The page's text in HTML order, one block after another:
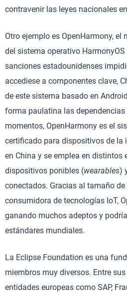
contravenir las leyes nacionales
Otro ejemplo es OpenHarmony, el
del sistema operativo
sanciones estadounidenses
accediese a componentes clave,
de este sistema basado en
forma paulatina las dependencias
momentos, OpenHarmony es el
certificado para dispositivos de la
en China y se emplea en distintos
dispositivos ponibles (wearables)
conectados. Gracias al tamaño
consumidora de tecnologías IoT,
ganando muchos adeptos y
estándares mundiales.
La Eclipse Foundation es una
miembros muy diversos. Entre
entidades europeas como SAP,